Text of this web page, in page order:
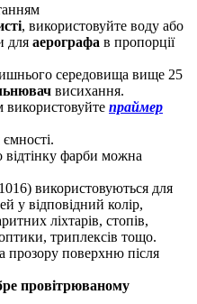
, використовуйте воду або
для аерографа в пропорції
середовища вище 25
висихання.
використовуйте праймер
ємності.
відтінку фарби можна
використовуються для
у відповідний колір,
ліхтарів, стопів,
триплексів тощо.
прозору поверхню після
провітрюваному